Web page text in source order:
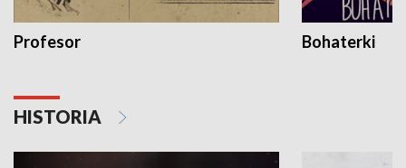
Profesor Bohaterki
HISTORIA